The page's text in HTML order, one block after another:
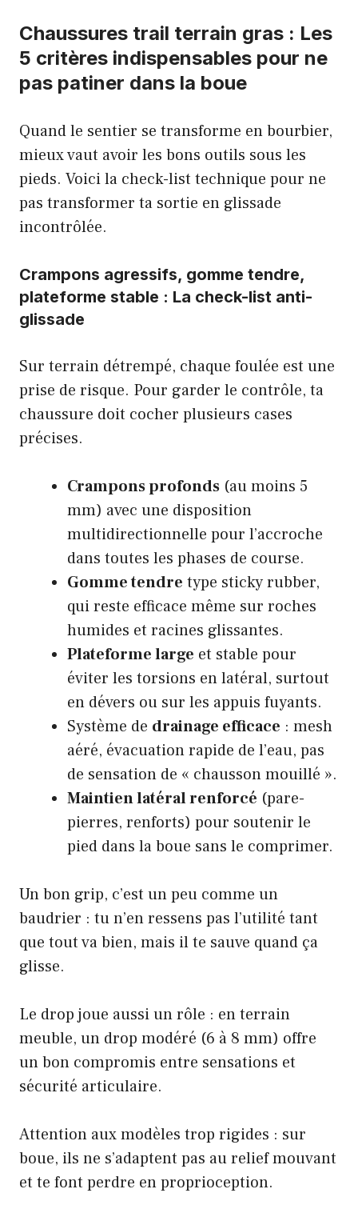
Chaussures trail terrain gras : Les
5 critères indispensables pour ne
pas patiner dans la boue
Quand le sentier se transforme en bourbier,
mieux vaut avoir les bons outils sous les
pieds. Voici la check-list technique pour ne
pas transformer ta sortie en glissade
incontrôlée.
Crampons agressifs, gomme tendre,
plateforme stable : La check-list anti-
glissade
Sur terrain détrempé, chaque foulée est une
prise de risque. Pour garder le contrôle, ta
chaussure doit cocher plusieurs cases
précises.
Crampons profonds (au moins 5
mm) avec une disposition
multidirectionnelle pour l’accroche
dans toutes les phases de course.
Gomme tendre type sticky rubber,
qui reste efficace même sur roches
humides et racines glissantes.
Plateforme large et stable pour
éviter les torsions en latéral, surtout
en dévers ou sur les appuis fuyants.
Système de drainage efficace : mesh
aéré, évacuation rapide de l’eau, pas
de sensation de « chausson mouillé ».
Maintien latéral renforcé (pare-
pierres, renforts) pour soutenir le
pied dans la boue sans le comprimer.
Un bon grip, c’est un peu comme un
baudrier : tu n’en ressens pas l’utilité tant
que tout va bien, mais il te sauve quand ça
glisse.
Le drop joue aussi un rôle : en terrain
meuble, un drop modéré (6 à 8 mm) offre
un bon compromis entre sensations et
sécurité articulaire.
Attention aux modèles trop rigides : sur
boue, ils ne s’adaptent pas au relief mouvant
et te font perdre en proprioception.